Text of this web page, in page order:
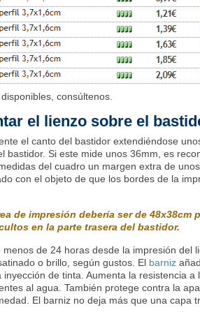
consúltenos.
el lienzo sobre el
el canto del bastidor extendiéndose
bastidor. Si este mide unos 36mm, es
del cuadro un margen extra de
con el objeto de que los bordes de la
de impresión debería ser de 48x38cm
en la parte trasera del bastidor.
de 24 horas desde la impresión del
o brillo, según gustos. El barniz
de tinta. Aumenta la resistencia a
al agua. También protege contra la
El barniz no deja más que una capa